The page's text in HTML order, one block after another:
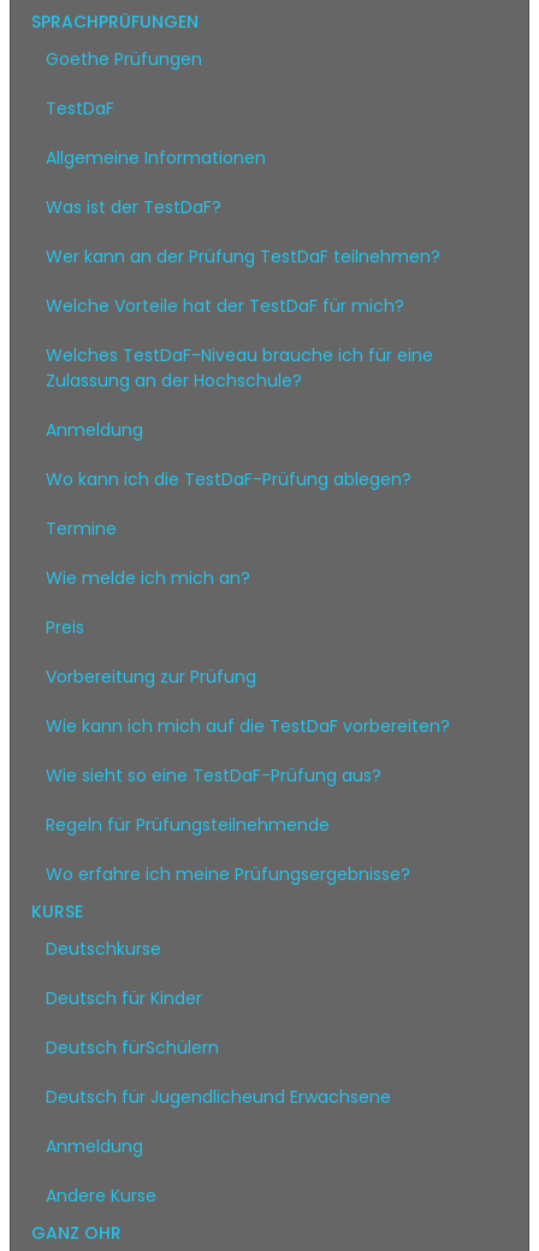
SPRACHPRÜFUNGEN
Goethe Prüfungen
TestDaF
Allgemeine Informationen
Was ist der TestDaF?
Wer kann an der Prüfung TestDaF teilnehmen?
Welche Vorteile hat der TestDaF für mich?
Welches TestDaF-Niveau brauche ich für eine
Zulassung an der Hochschule?
Anmeldung
Wo kann ich die TestDaF-Prüfung ablegen?
Termine
Wie melde ich mich an?
Preis
Vorbereitung zur Prüfung
Wie kann ich mich auf die TestDaF vorbereiten?
Wie sieht so eine TestDaF-Prüfung aus?
Regeln für Prüfungsteilnehmende
Wo erfahre ich meine Prüfungsergebnisse?
KURSE
Deutschkurse
Deutsch für Kinder
Deutsch fürSchülern
Deutsch für Jugendlicheund Erwachsene
Anmeldung
Andere Kurse
GANZ OHR